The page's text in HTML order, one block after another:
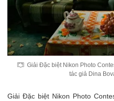
Giải Đặc biệt Nikon Photo
tác giả Dina
Giải Đặc biệt Nikon Photo